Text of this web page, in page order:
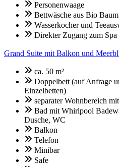
Personenwaage
Bettwäsche aus Bio
Wasserkocher und
Direkter Zugang zum Spa
Grand Suite mit Balkon und
ca. 50 m²
Doppelbett (auf Anfrage
Einzelbetten)
separater Wohnbereich
Bad mit Whirlpool
Dusche, WC
Balkon
Telefon
Minibar
Safe